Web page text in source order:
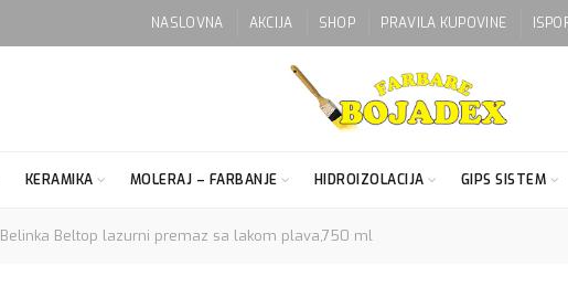
NASLOVNA AKCIJA SHOP PRAVILA KUPOVINE
KERAMIKA MOLERAJ – FARBANJE HIDROIZOLACIJA GIPS SISTEM
Belinka Beltop lazurni premaz sa lakom plava,750 ml